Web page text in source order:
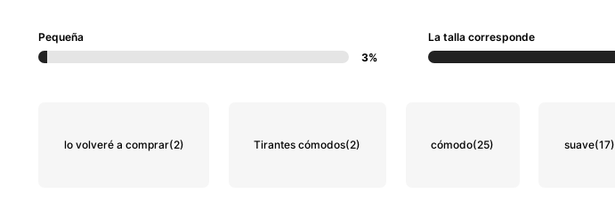
Pequeña
3%
La talla corresponde
lo volveré a comprar(2) Tirantes cómodos(2) cómodo(25) suave(17)